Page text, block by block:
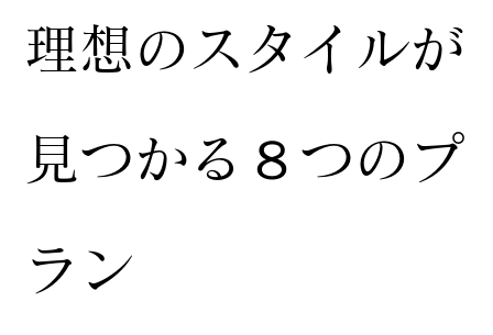
​理想のスタイルが
見つかる８つのプ
ラン